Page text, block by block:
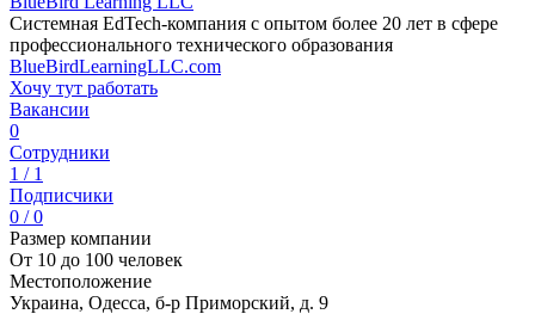
Системная EdTech-компания с опытом более 20 лет в сфере
профессионального технического образования
BlueBirdLearningLLC.com
Хочу тут работать
Вакансии
0
Сотрудники
1 / 1
Подписчики
0 / 0
Размер компании
От 10 до 100 человек
Местоположение
Украина, Одесса, б-р Приморский, д. 9